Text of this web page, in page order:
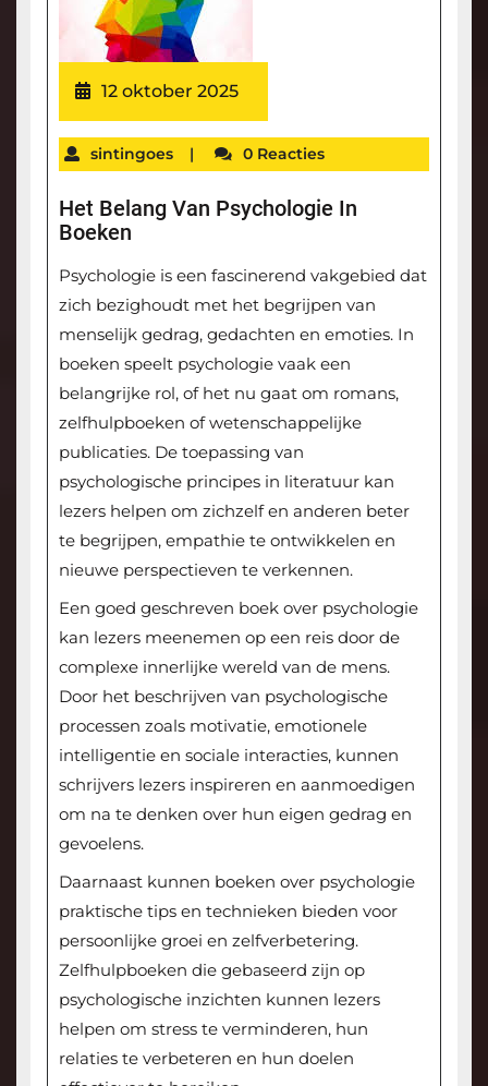
12 oktober 2025
sintingoes | 0 Reacties
Het Belang Van Psychologie In
Boeken
Psychologie is een fascinerend vakgebied dat
zich bezighoudt met het begrijpen van
menselijk gedrag, gedachten en emoties. In
boeken speelt psychologie vaak een
belangrijke rol, of het nu gaat om romans,
zelfhulpboeken of wetenschappelijke
publicaties. De toepassing van
psychologische principes in literatuur kan
lezers helpen om zichzelf en anderen beter
te begrijpen, empathie te ontwikkelen en
nieuwe perspectieven te verkennen.
Een goed geschreven boek over psychologie
kan lezers meenemen op een reis door de
complexe innerlijke wereld van de mens.
Door het beschrijven van psychologische
processen zoals motivatie, emotionele
intelligentie en sociale interacties, kunnen
schrijvers lezers inspireren en aanmoedigen
om na te denken over hun eigen gedrag en
gevoelens.
Daarnaast kunnen boeken over psychologie
praktische tips en technieken bieden voor
persoonlijke groei en zelfverbetering.
Zelfhulpboeken die gebaseerd zijn op
psychologische inzichten kunnen lezers
helpen om stress te verminderen, hun
relaties te verbeteren en hun doelen